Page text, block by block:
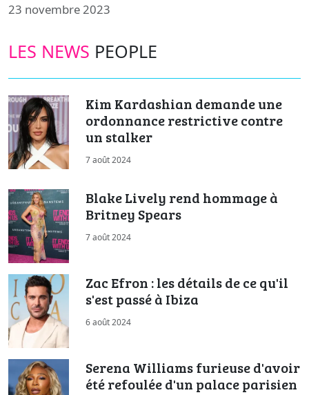
23 novembre 2023
LES NEWS PEOPLE
Kim Kardashian demande une
ordonnance restrictive contre
un stalker
7 août 2024
Blake Lively rend hommage à
Britney Spears
7 août 2024
Zac Efron : les détails de ce qu'il
s'est passé à Ibiza
6 août 2024
Serena Williams furieuse d'avoir
été refoulée d'un palace parisien